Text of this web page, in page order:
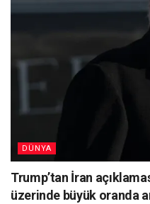
DÜNYA
Trump’tan İran
üzerinde büyük oranda